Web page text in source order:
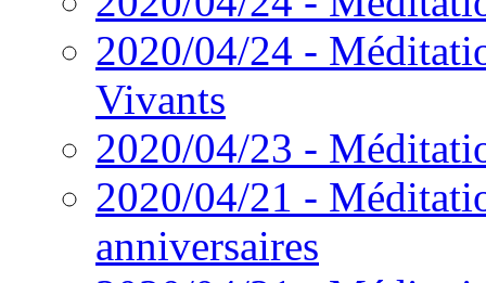
2020/04/24 -
Vivants
2020/04/23 -
2020/04/21 -
anniversaires